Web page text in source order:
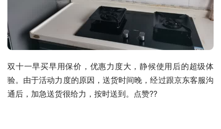
双十一早买早用保价，优惠力度大，静候使用后的超级体
验。由于活动力度的原因，送货时间晚，经过跟京东客服沟
通后，加急送货很给力，按时送到。点赞??